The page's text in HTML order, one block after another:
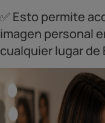
✅ Esto permite
imagen personal
cualquier lugar de